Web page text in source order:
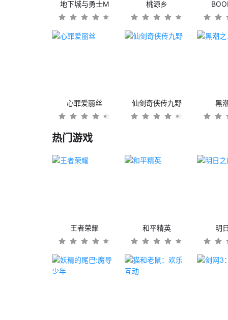
地下城与勇士M 桃源乡
心罪爱丽丝 仙剑奇侠传九野 黑
热门游戏
王者荣耀 和平精英 明